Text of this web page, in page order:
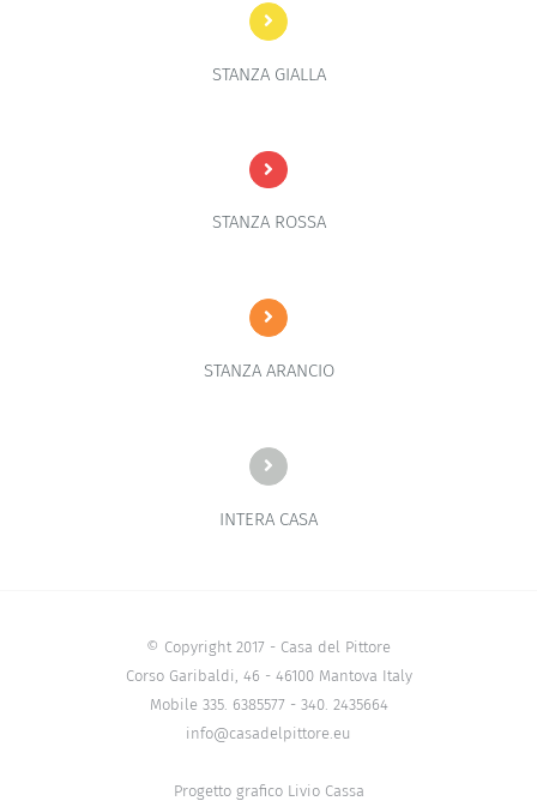
STANZA GIALLA
STANZA ROSSA
STANZA ARANCIO
INTERA CASA
© Copyright 2017 - Casa del Pittore
Corso Garibaldi, 46 - 46100 Mantova Italy
Mobile 335. 6385577 - 340. 2435664
info@casadelpittore.eu
Progetto grafico Livio Cassa